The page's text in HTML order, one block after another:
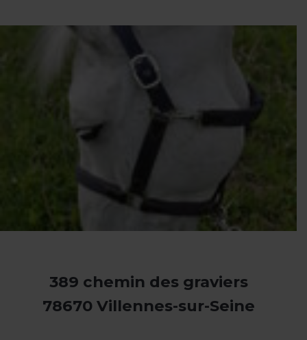
389 chemin des graviers
78670 Villennes-sur-Seine